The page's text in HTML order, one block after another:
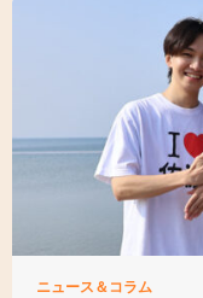
ニュース＆コラム